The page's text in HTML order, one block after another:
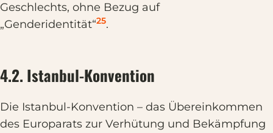
Geschlechts, ohne Bezug auf
„Genderidentität“25.
4.2. Istanbul-Konvention
Die Istanbul-Konvention – das Übereinkommen
des Europarats zur Verhütung und Bekämpfung